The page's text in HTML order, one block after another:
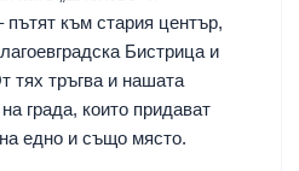
пътят към стария център,
Бистрица и
тях тръгва и нашата
града, които придават
едно и също място.